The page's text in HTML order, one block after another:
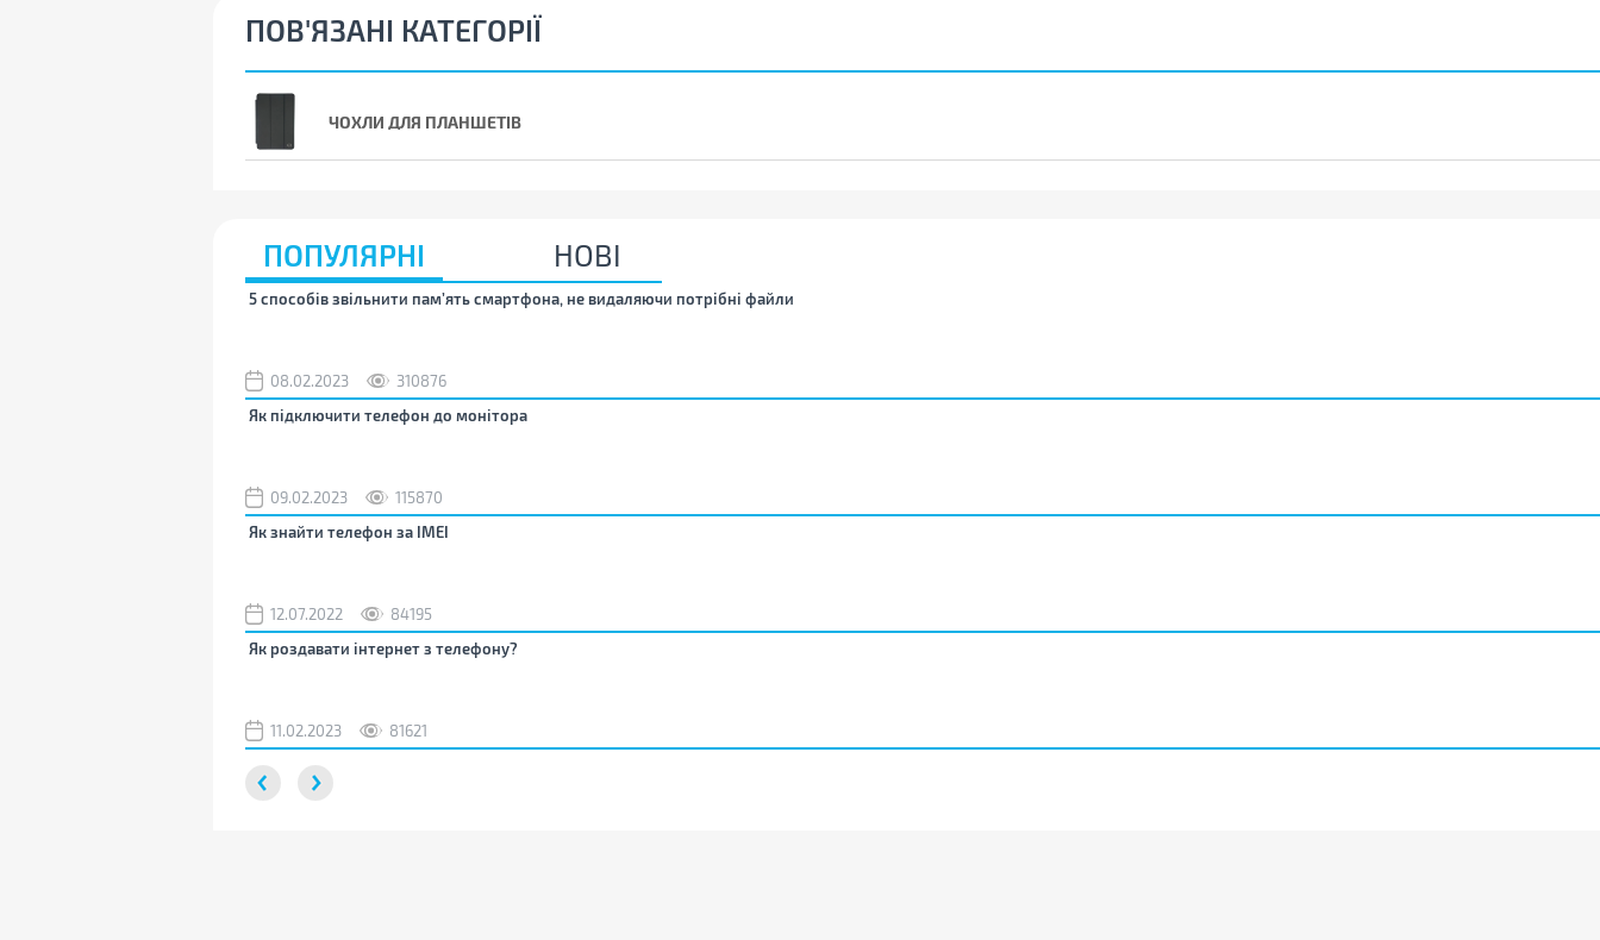
ПОВ'ЯЗАНІ КАТЕГОРІЇ
ЧОХЛИ ДЛЯ ПЛАНШЕТІВ
ПОПУЛЯРНІ НОВІ
5 способів звільнити пам’ять смартфона, не видаляючи потрібні файли
08.02.2023
310876
Як підключити телефон до монітора
09.02.2023
115870
Як знайти телефон за IMEI
12.07.2022
84195
Як роздавати інтернет з телефону?
11.02.2023 81621